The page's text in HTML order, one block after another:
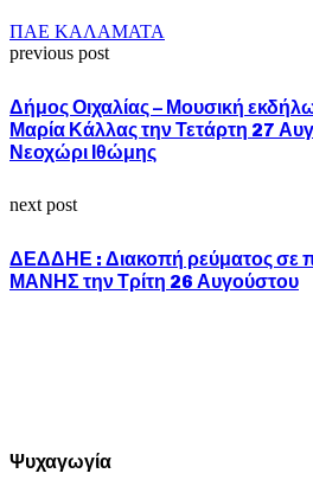
ΠΑΕ ΚΑΛΑΜΑΤΑ
previous post
Δήμος Οιχαλίας – Μουσική
Μαρία Κάλλας την Τετάρτη 27
Νεοχώρι Ιθώμης
next post
ΔΕΔΔΗΕ : Διακοπή ρεύματος σε
ΜΑΝΗΣ την Τρίτη 26 Αυγούστου
Ψυχαγωγία